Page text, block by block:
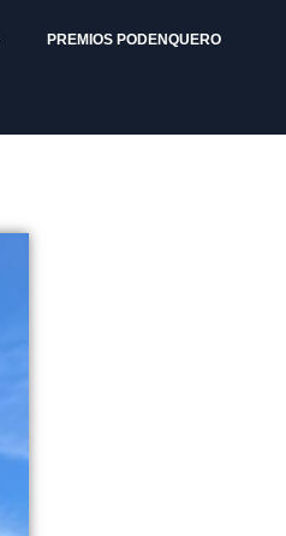
PREMIOS PODENQUERO